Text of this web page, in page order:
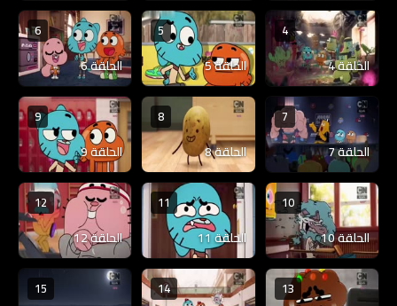
4
الحلقة 4
5
الحلقة 5
6
الحلقة 6
7
الحلقة 7
8
الحلقة 8
9
الحلقة 9
10
الحلقة 10
11
الحلقة 11
12
الحلقة 12
13
14
15